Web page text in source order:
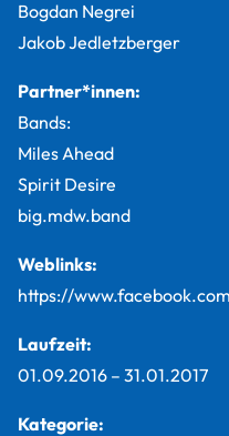
Bogdan Negrei
Jakob Jedletzberger
Partner*innen:
Bands:
Miles Ahead
Spirit Desire
big.mdw.band
Weblinks:
https://
Laufzeit:
01.09.2016 – 31.01.2017
Kategorie: